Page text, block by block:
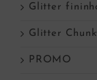
Glitter
Glitter
PROMO